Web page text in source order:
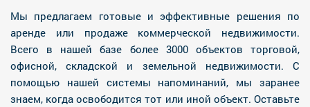
Мы предлагаем готовые и эффективные решения по
аренде или продаже коммерческой недвижимости.
Всего в нашей базе более 3000 объектов торговой,
офисной, складской и земельной недвижимости. С
помощью нашей системы напоминаний, мы заранее
знаем, когда освободится тот или иной объект. Оставьте